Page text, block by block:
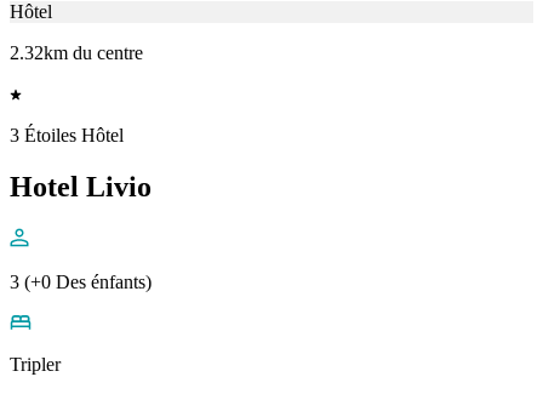
Hôtel
2.32km du centre
3 Étoiles Hôtel
Hotel Livio
3 (+0 Des énfants)
Tripler